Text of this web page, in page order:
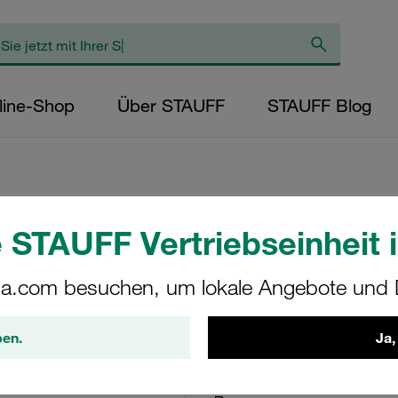
Vertriebseinheit
besuchen, um lokale Angebote und
Shop Über STAUFF STAUFF Blog
Aufbauschraube
Doppel-Baureihe
AF-1/1a/1D-M-W4
STAUFF Materialnr.